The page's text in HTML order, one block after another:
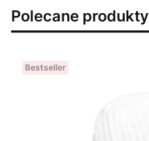
Polecane produkty
Bestseller